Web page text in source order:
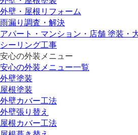
外壁・屋根リフォーム
雨漏り調査・解決
アパート・マンション・店舗 塗装・
シーリング工事
安心の外装メニュー
安心の外装メニュー一覧
外壁塗装
屋根塗装
外壁カバー工法
外壁張り替え
屋根カバー工法